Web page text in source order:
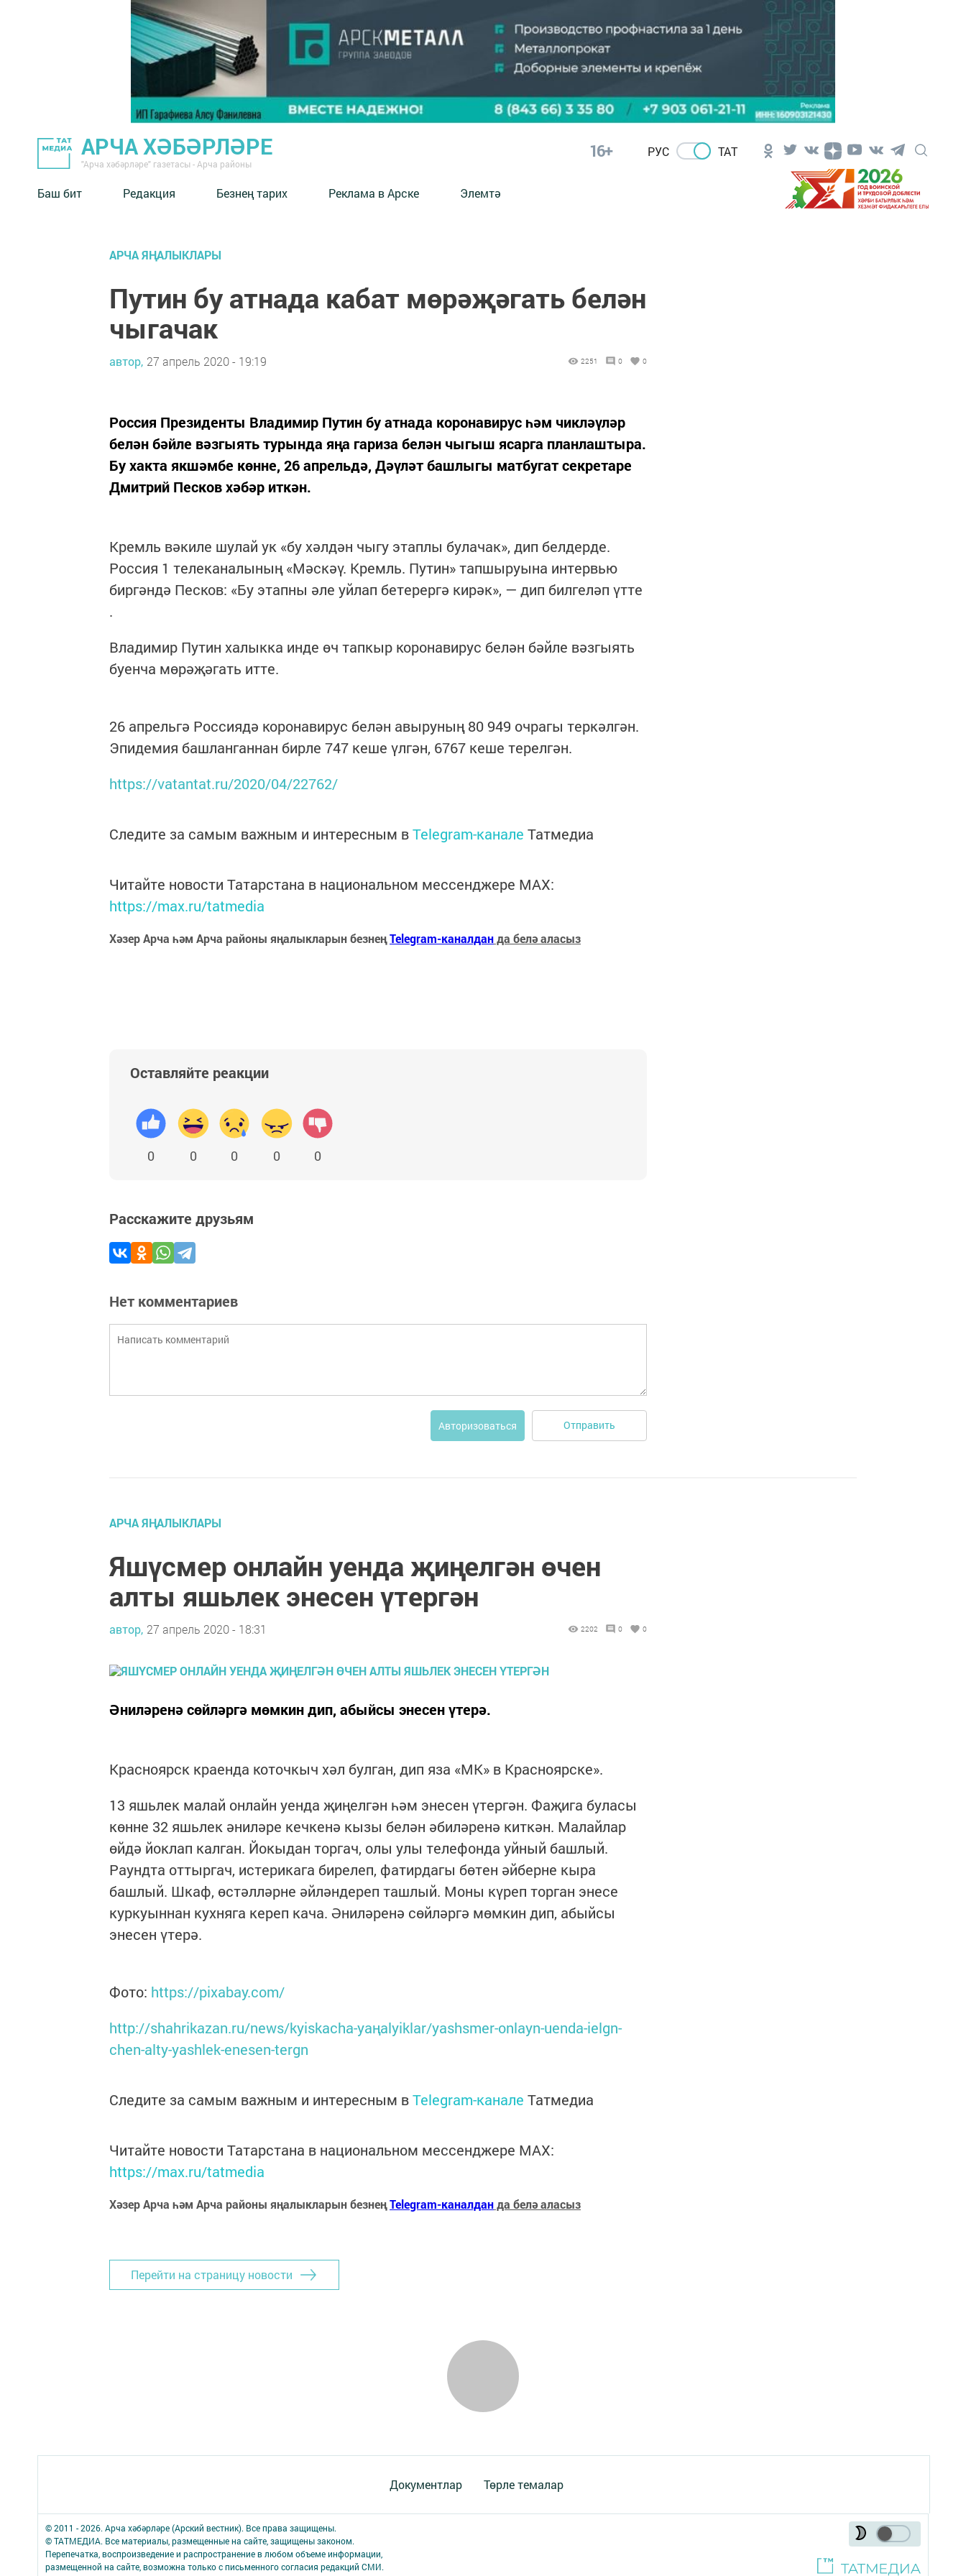
АРЧА ХӘБӘРЛӘРЕ
"Арча хәбәрләре" газетасы - Арча районы
16+ РУС ТАТ
Баш бит Редакция Безнең тарих Реклама в Арске Элемтә
АРЧА ЯҢАЛЫКЛАРЫ
Путин бу атнада кабат мөрәҗәгать белән
чыгачак
автор, 27 апрель 2020 - 19:19 2251 0 0
Россия Президенты Владимир Путин бу атнада коронавирус һәм чикләүләр
белән бәйле вәзгыять турында яңа гариза белән чыгыш ясарга планлаштыра.
Бу хакта якшәмбе көнне, 26 апрельдә, Дәүләт башлыгы матбугат секретаре
Дмитрий Песков хәбәр иткән.
Кремль вәкиле шулай ук «бу хәлдән чыгу этаплы булачак», дип белдерде.
Россия 1 телеканалының «Мәскәү. Кремль. Путин» тапшыруына интервью
биргәндә Песков: «Бу этапны әле уйлап бетерергә кирәк», — дип билгеләп үтте
.
Владимир Путин халыкка инде өч тапкыр коронавирус белән бәйле вәзгыять
буенча мөрәҗәгать итте.
26 апрельгә Россиядә коронавирус белән авыруның 80 949 очрагы теркәлгән.
Эпидемия башланганнан бирле 747 кеше үлгән, 6767 кеше терелгән.
https://vatantat.ru/2020/04/22762/
Следите за самым важным и интересным вTelegram-канале Татмедиа
Читайте новости Татарстана в национальном мессенджере MАХ:
https://max.ru/tatmedia
Хәзер Арча һәм Арча районы яңалыкларын безнеңTelegram-каналданда белә аласыз
Оставляйте реакции
0 0 0 0 0
Расскажите друзьям
Нет комментариев
Авторизоваться Отправить
АРЧА ЯҢАЛЫКЛАРЫ
Яшүсмер онлайн уенда җиңелгән өчен
алты яшьлек энесен үтергән
автор, 27 апрель 2020 - 18:31 2202 0 0
Әниләренә сөйләргә мөмкин дип, абыйсы энесен үтерә.
Красноярск краенда коточкыч хәл булган, дип яза «МК» в Красноярске».
13 яшьлек малай онлайн уенда җиңелгән һәм энесен үтергән. Фаҗига буласы
көнне 32 яшьлек әниләре кечкенә кызы белән әбиләренә киткән. Малайлар
өйдә йоклап калган. Йокыдан торгач, олы улы телефонда уйный башлый.
Раундта оттыргач, истерикага бирелеп, фатирдагы бөтен әйберне кыра
башлый. Шкаф, өстәлләрне әйләндереп ташлый. Моны күреп торган энесе
куркуыннан кухняга кереп кача. Әниләренә сөйләргә мөмкин дип, абыйсы
энесен үтерә.
Фото: https://pixabay.com/
http://shahrikazan.ru/news/kyiskacha-yaңalyiklar/yashsmer-onlayn-uenda-ielgn-
chen-alty-yashlek-enesen-tergn
Следите за самым важным и интересным вTelegram-канале Татмедиа
Читайте новости Татарстана в национальном мессенджере MАХ:
https://max.ru/tatmedia
Хәзер Арча һәм Арча районы яңалыкларын безнеңTelegram-каналданда белә аласыз
Перейти на страницу новости
Документлар Төрле темалар
© 2011 - 2026. Арча хәбәрләре (Арский вестник). Все права защищены.
© ТАТМЕДИА. Все материалы, размещенные на сайте, защищены законом.
Перепечатка, воспроизведение и распространение в любом объеме информации,
размещенной на сайте, возможна только с письменного согласия редакций СМИ.